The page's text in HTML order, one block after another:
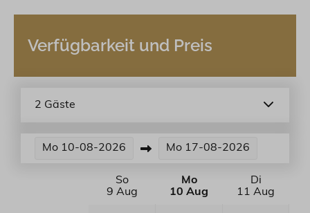
Verfügbarkeit und Preis
2 Gäste
Mo 10-08-2026 Mo 17-08-2026
So
9 Aug
Mo
10 Aug
Di
11 Aug